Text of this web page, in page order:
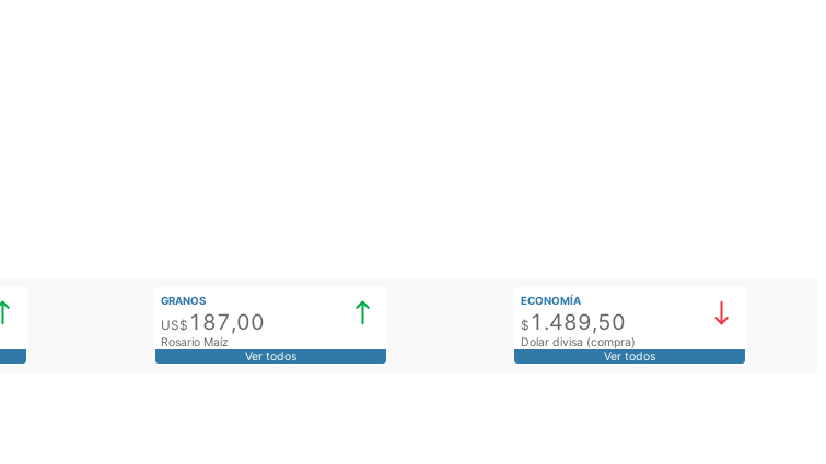
GRANOS
US$ 187,00
Rosario Maíz
Ver todos
ECONOMÍA
$ 1.489,50
Dolar divisa (compra)
Ver todos